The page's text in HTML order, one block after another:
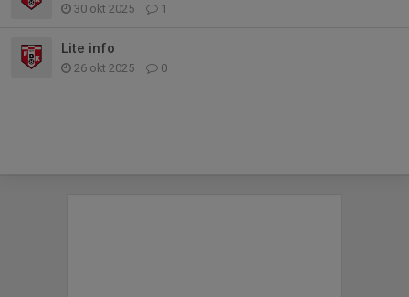
30 okt 2025 1
Lite info
26 okt 2025 0